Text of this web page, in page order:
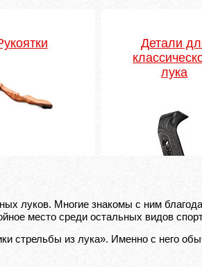
Детали
лука
луков. Многие знакомы с ним
место среди остальных видов
стрельбы из лука». Именно с него